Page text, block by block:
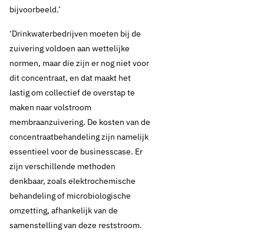
bijvoorbeeld.’
‘Drinkwaterbedrijven moeten bij de
zuivering voldoen aan wettelijke
normen, maar die zijn er nog niet voor
dit concentraat, en dat maakt het
lastig om collectief de overstap te
maken naar volstroom
membraanzuivering. De kosten van de
concentraatbehandeling zijn namelijk
essentieel voor de businesscase. Er
zijn verschillende methoden
denkbaar, zoals elektrochemische
behandeling of microbiologische
omzetting, afhankelijk van de
samenstelling van deze reststroom.